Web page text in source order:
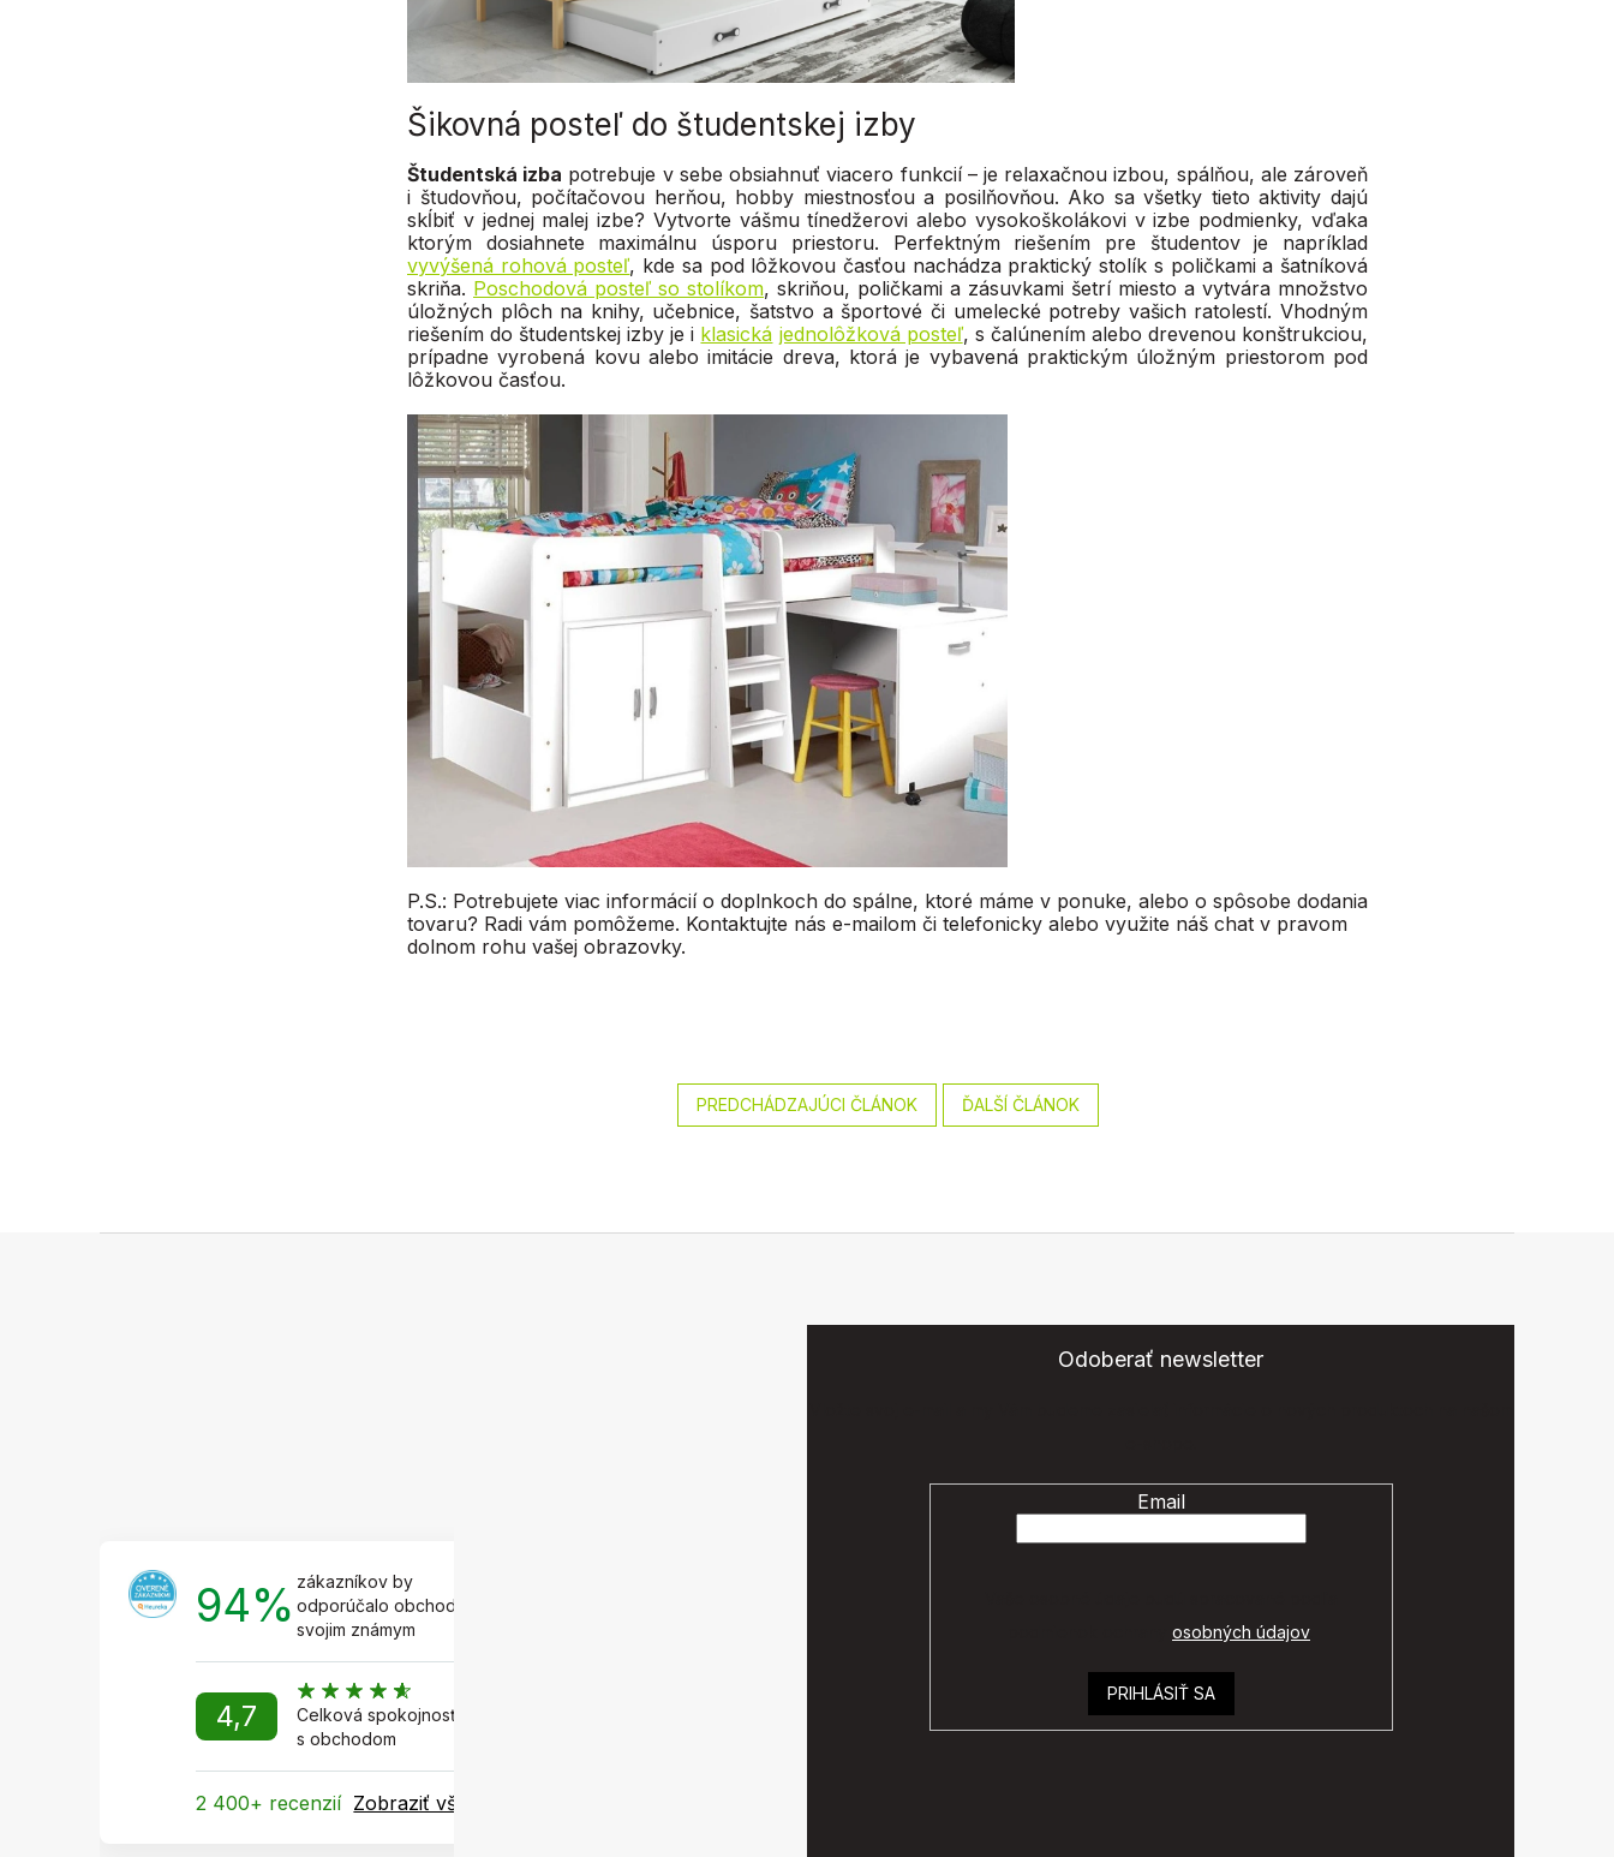
Šikovná posteľ do študentskej izby
Študentská izba potrebuje v sebe obsiahnuť viacero funkcií – je relaxačnou izbou, spálňou, ale zároveň
i študovňou, počítačovou herňou, hobby miestnosťou a posilňovňou. Ako sa všetky tieto aktivity dajú
skĺbiť v jednej malej izbe? Vytvorte vášmu tínedžerovi alebo vysokoškolákovi v izbe podmienky, vďaka
ktorým dosiahnete maximálnu úsporu priestoru. Perfektným riešením pre študentov je napríklad
vyvýšená rohová posteľ, kde sa pod lôžkovou časťou nachádza praktický stolík s poličkami a šatníková
skriňa. Poschodová posteľ so stolíkom, skriňou, poličkami a zásuvkami šetrí miesto a vytvára množstvo
úložných plôch na knihy, učebnice, šatstvo a športové či umelecké potreby vašich ratolestí. Vhodným
riešením do študentskej izby je i klasická jednolôžková posteľ, s čalúnením alebo drevenou konštrukciou,
prípadne vyrobená kovu alebo imitácie dreva, ktorá je vybavená praktickým úložným priestorom pod
lôžkovou časťou.
P.S.: Potrebujete viac informácií o doplnkoch do spálne, ktoré máme v ponuke, alebo o spôsobe dodania
tovaru? Radi vám pomôžeme. Kontaktujte nás e-mailom či telefonicky alebo využite náš chat v pravom
dolnom rohu vašej obrazovky.
PREDCHÁDZAJÚCI ČLÁNOK ĎALŠÍ ČLÁNOK
94% zákazníkov by
odporúčalo obchod
svojim známym
4,7
Celková spokojnosť
s obchodom
2 400+ recenzií Zobraziť všetky
Odoberať newsletter
Email
osobných údajov
PRIHLÁSIŤ SA